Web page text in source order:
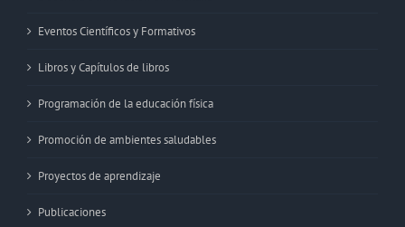
Eventos Científicos y Formativos
Libros y Capítulos de libros
Programación de la educación física
Promoción de ambientes saludables
Proyectos de aprendizaje
Publicaciones